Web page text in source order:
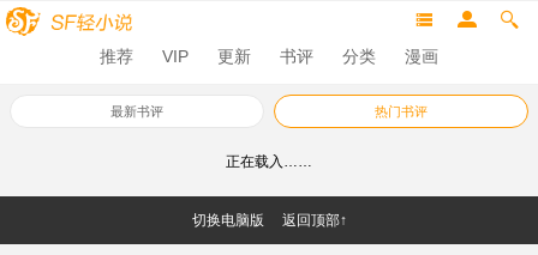
推荐 VIP 更新 书评 分类 漫画
最新书评 热门书评
正在载入……
切换电脑版 返回顶部↑